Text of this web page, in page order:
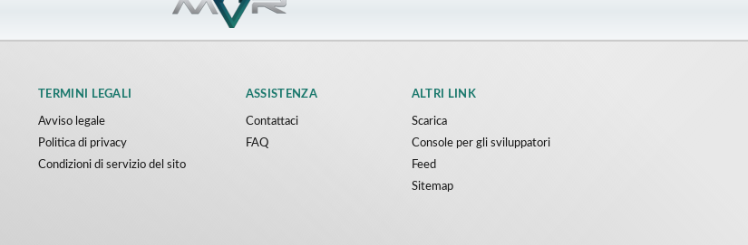
TERMINI LEGALI
Avviso legale
Politica di privacy
Condizioni di servizio del sito
ASSISTENZA
Contattaci
FAQ
ALTRI LINK
Scarica
Console per gli sviluppatori
Feed
Sitemap